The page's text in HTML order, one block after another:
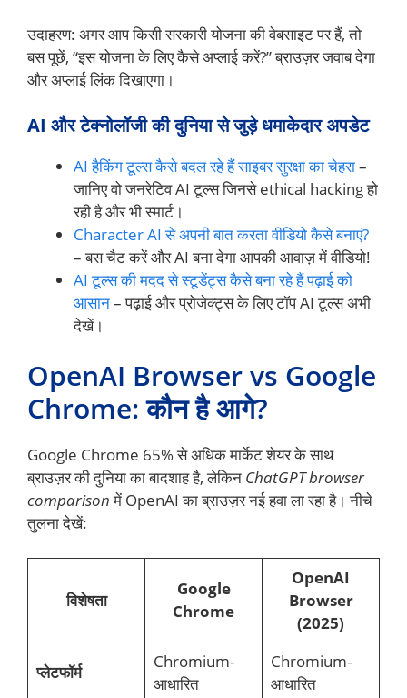
उदाहरण: अगर आप किसी सरकारी योजना की वेबसाइट पर हैं, तो
बस पूछें, “इस योजना के लिए कैसे अप्लाई करें?” ब्राउज़र जवाब देगा
और अप्लाई लिंक दिखाएगा।
AI और टेक्नोलॉजी की दुनिया से जुड़े धमाकेदार अपडेट
AI हैकिंग टूल्स कैसे बदल रहे हैं साइबर सुरक्षा का चेहरा–
जानिए वो जनरेटिव AI टूल्स जिनसे ethical hacking हो
रही है और भी स्मार्ट।
Character AI से अपनी बात करता वीडियो कैसे बनाएं?
– बस चैट करें और AI बना देगा आपकी आवाज़ में वीडियो!
AI टूल्स की मदद से स्टूडेंट्स कैसे बना रहे हैं पढ़ाई को
आसान– पढ़ाई और प्रोजेक्ट्स के लिए टॉप AI टूल्स अभी
देखें।
OpenAI Browser vs Google
Chrome: कौन है आगे?
Google Chrome 65% से अधिक मार्केट शेयर के साथ
ब्राउज़र की दुनिया का बादशाह है, लेकिन ChatGPT browser
comparisonमें OpenAI का ब्राउज़र नई हवा ला रहा है। नीचे
तुलना देखें:
विशेषता
Google
Chrome
OpenAI
Browser
(2025)
प्लेटफॉर्म
Chromium-
आधारित
Chromium-
आधारित